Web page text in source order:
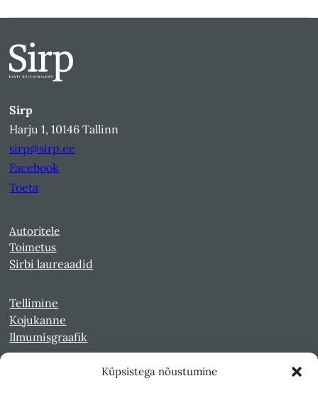
Küpsistega nõustumine
Sirp
Harju 1, 10146 Tallinn
sirp@sirp.ee
Facebook
Toeta
Autoritele
Toimetus
Sirbi laureaadid
Tellimine
Kojukanne
Ilmumisgraafik